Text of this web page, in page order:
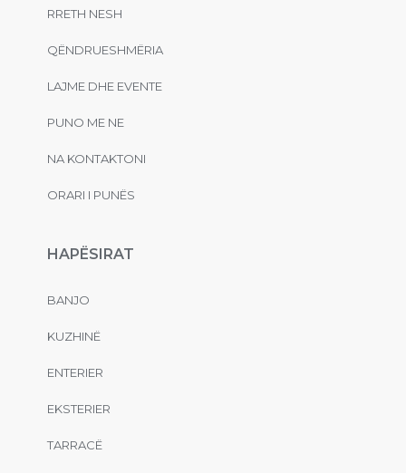
RRETH NESH
QËNDRUESHMËRIA
LAJME DHE EVENTE
PUNO ME NE
NA KONTAKTONI
ORARI I PUNËS
HAPËSIRAT
BANJO
KUZHINË
ENTERIER
EKSTERIER
TARRACË